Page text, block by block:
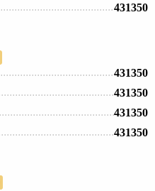
431350
431350
431350
431350
431350